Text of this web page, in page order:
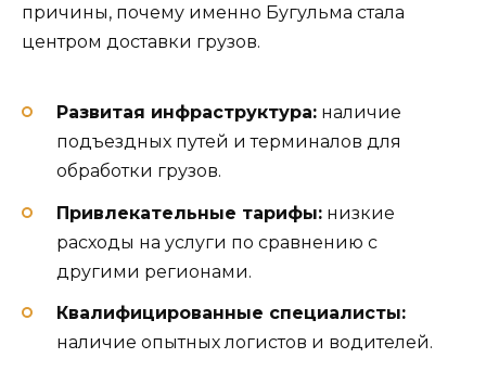
причины, почему именно Бугульма стала
центром доставки грузов.
Развитая инфраструктура: наличие
подъездных путей и терминалов для
обработки грузов.
Привлекательные тарифы: низкие
расходы на услуги по сравнению с
другими регионами.
Квалифицированные специалисты:
наличие опытных логистов и водителей.